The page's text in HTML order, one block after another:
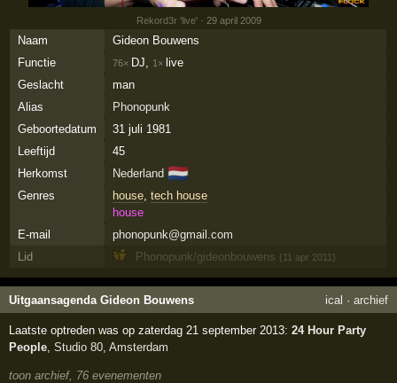
Rekord3r 'live'· 29 april 2009
Naam
Gideon Bouwens
Functie
76× DJ, 1× live
Geslacht
man
Alias
Phonopunk
Geboortedatum
31 juli 1981
Leeftijd
45
Herkomst
Nederland 🇳🇱
Genres house, tech house
house
E-mail
phonopunk@gmail.com
Lid
Phonopunk/gideonbouwens (11 apr 2011)
Uitgaansagenda Gideon Bouwens ical · archief
Laatste optreden was op zaterdag 21 september 2013:24 Hour Party
People ,Studio 80 ,Amsterdam
toon archief, 76 evenementen